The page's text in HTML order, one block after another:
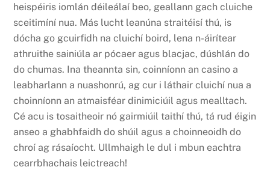
heispéiris iomlán déileálaí beo, geallann gach cluiche
sceitimíní nua. Más lucht leanúna straitéisí thú, is
dócha go gcuirfidh na cluichí boird, lena n-áirítear
athruithe sainiúla ar pócaer agus blacjac, dúshlán do
do chumas. Ina theannta sin, coinníonn an casino a
leabharlann a nuashonrú, ag cur i láthair cluichí nua a
choinníonn an atmaisféar dinimiciúil agus mealltach.
Cé acu is tosaitheoir nó gairmiúil taithí thú, tá rud éigin
anseo a ghabhfaidh do shúil agus a choinneoidh do
chroí ag rásaíocht. Ullmhaigh le dul i mbun eachtra
cearrbhachais leictreach!